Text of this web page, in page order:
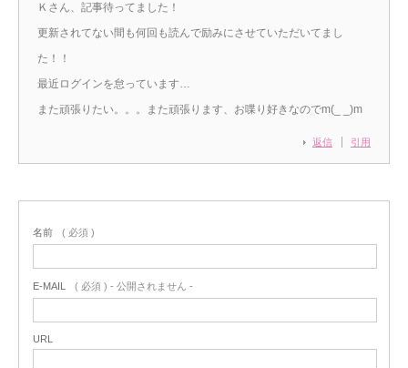
返信 引用
Ｋさん、記事待ってました！
更新されてない間も何回も読んで励みにさせていただいてまし
た！！
最近ログインを怠っています…
また頑張りたい。。。また頑張ります、お喋り好きなのでm(_ _)m
名前 ( 必須 )
E-MAIL ( 必須 ) - 公開されません -
URL